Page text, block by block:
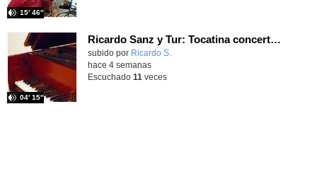
15′ 46″
Ricardo Sanz y Tur: Tocatina concertante al aire español
subido por Ricardo S.
04′ 15″
hace 4 semanas
Escuchado 11 veces